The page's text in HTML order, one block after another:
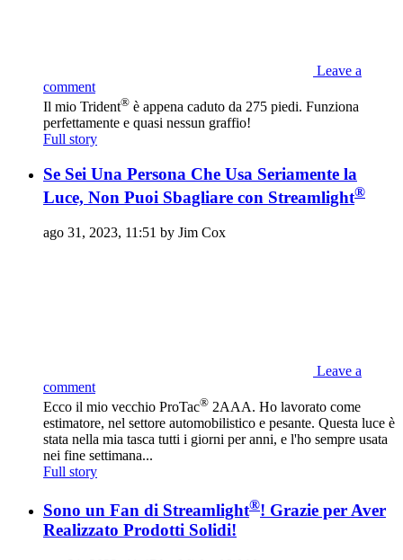
Leave a
comment
Il mio Trident® è appena caduto da 275 piedi. Funziona
perfettamente e quasi nessun graffio!
Full story
Se Sei Una Persona Che Usa Seriamente la
Luce, Non Puoi Sbagliare con Streamlight®
ago 31, 2023, 11:51 by Jim Cox
Leave a
comment
Ecco il mio vecchio ProTac® 2AAA. Ho lavorato come
estimatore, nel settore automobilistico e pesante. Questa luce è
stata nella mia tasca tutti i giorni per anni, e l'ho sempre usata
nei fine settimana...
Full story
Sono un Fan di Streamlight®! Grazie per Aver
Realizzato Prodotti Solidi!